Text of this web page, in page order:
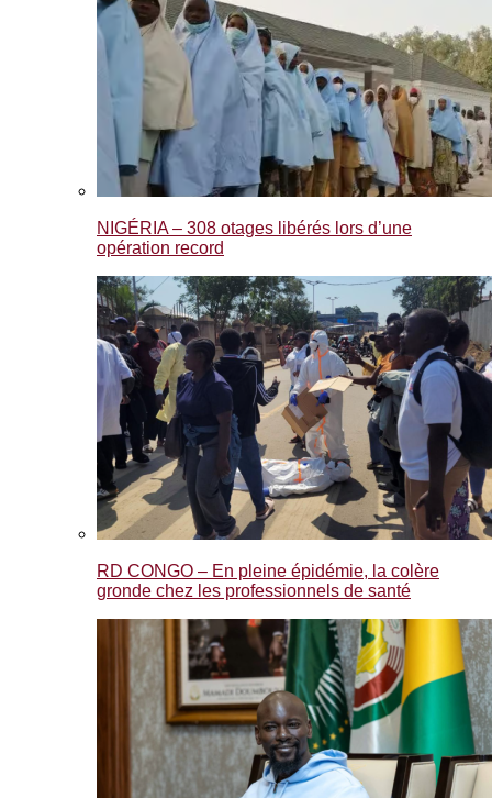
NIGÉRIA – 308 otages libérés lors d’une
opération record
RD CONGO – En pleine épidémie, la colère
gronde chez les professionnels de santé